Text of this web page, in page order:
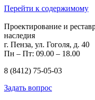
Перейти к содержимому
Проектирование и
наследия
г. Пенза, ул. Гоголя, д. 40
Пн – Пт: 09.00 – 18.00
8 (8412) 75-05-03
Задать вопрос